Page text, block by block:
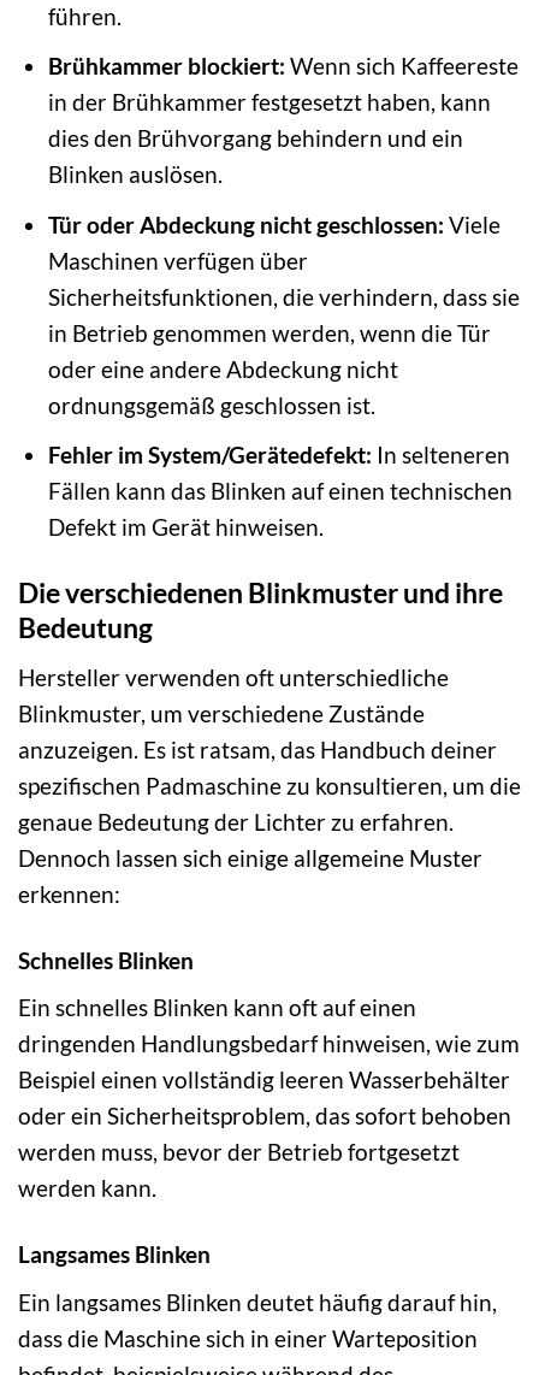
führen.
Brühkammer blockiert: Wenn sich Kaffeereste
in der Brühkammer festgesetzt haben, kann
dies den Brühvorgang behindern und ein
Blinken auslösen.
Tür oder Abdeckung nicht geschlossen: Viele
Maschinen verfügen über
Sicherheitsfunktionen, die verhindern, dass sie
in Betrieb genommen werden, wenn die Tür
oder eine andere Abdeckung nicht
ordnungsgemäß geschlossen ist.
Fehler im System/Gerätedefekt: In selteneren
Fällen kann das Blinken auf einen technischen
Defekt im Gerät hinweisen.
Die verschiedenen Blinkmuster und ihre
Bedeutung
Hersteller verwenden oft unterschiedliche
Blinkmuster, um verschiedene Zustände
anzuzeigen. Es ist ratsam, das Handbuch deiner
spezifischen Padmaschine zu konsultieren, um die
genaue Bedeutung der Lichter zu erfahren.
Dennoch lassen sich einige allgemeine Muster
erkennen:
Schnelles Blinken
Ein schnelles Blinken kann oft auf einen
dringenden Handlungsbedarf hinweisen, wie zum
Beispiel einen vollständig leeren Wasserbehälter
oder ein Sicherheitsproblem, das sofort behoben
werden muss, bevor der Betrieb fortgesetzt
werden kann.
Langsames Blinken
Ein langsames Blinken deutet häufig darauf hin,
dass die Maschine sich in einer Warteposition